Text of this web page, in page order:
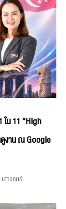
ใน 11 “High
งาน ณ Google
สาวคนธ์